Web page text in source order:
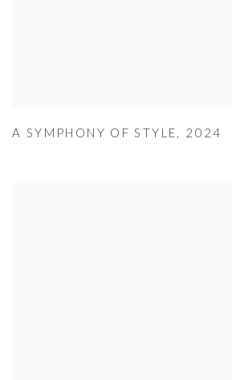
A SYMPHONY OF STYLE, 2024